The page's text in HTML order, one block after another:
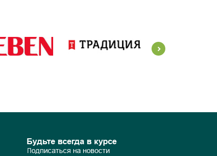
Будьте всегда в курсе
Подписаться на новости